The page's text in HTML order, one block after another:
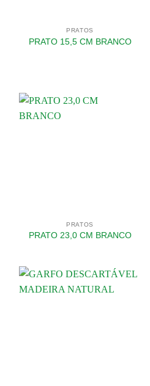
PRATOS
PRATO 15,5 CM BRANCO
PRATOS
PRATO 23,0 CM BRANCO